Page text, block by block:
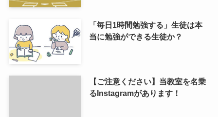
「毎日1時間勉強する」生徒は本
当に勉強ができる生徒か？
【ご注意ください】当教室を名乗
るInstagramがあります！